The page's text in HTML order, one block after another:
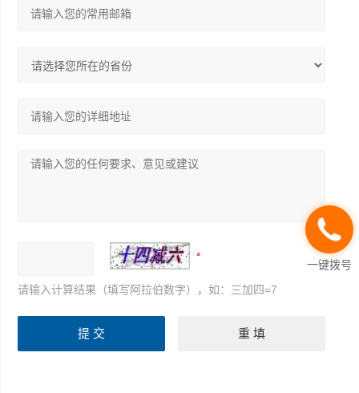
请输入计算结果（填写阿拉伯数字），如：三加四=7
一键拨号